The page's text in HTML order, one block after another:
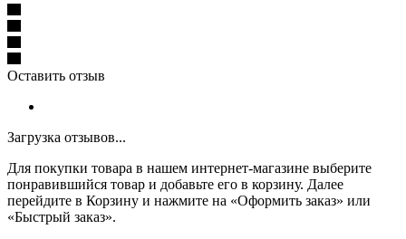
Оставить отзыв
Загрузка отзывов...
Для покупки товара в нашем интернет-магазине выберите
понравившийся товар и добавьте его в корзину. Далее
перейдите в Корзину и нажмите на «Оформить заказ» или
«Быстрый заказ».